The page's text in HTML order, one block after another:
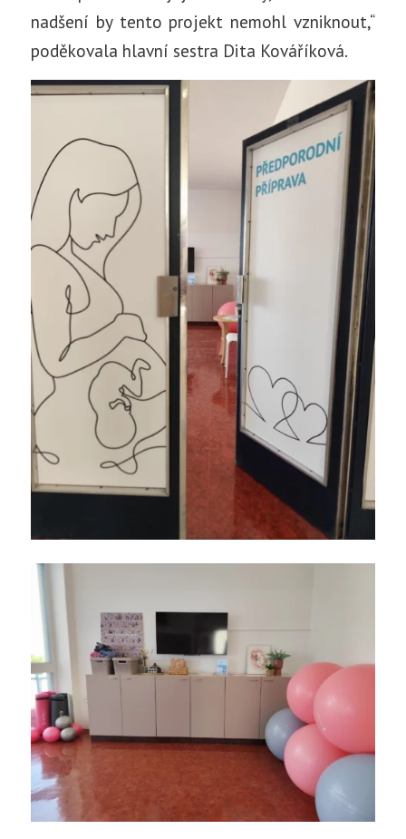
nadšení by tento projekt nemohl vzniknout,“
poděkovala hlavní sestra Dita Kováříková.